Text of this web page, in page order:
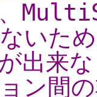
いた
出来
ン間